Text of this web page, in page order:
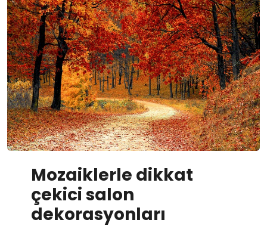
Mozaiklerle dikkat
çekici salon
dekorasyonları